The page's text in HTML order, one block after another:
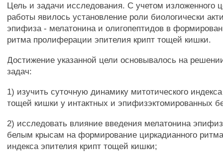
Цель и задачи исследования. С учетом изложенного
работы явилось установление роли биологически
эпифиза - мелатонина и олигопептидов в
ритма пролиферации эпителия крипт тощей кишки.
Достижение указанной цели основывалось на
задач:
1) изучить суточную динамику митотического
тощей кишки у интактных и эпифизэктомированных
2) исследовать влияние введения мелатонина
белым крысам на формирование циркадианного
индекса эпителия крипт тощей кишки;